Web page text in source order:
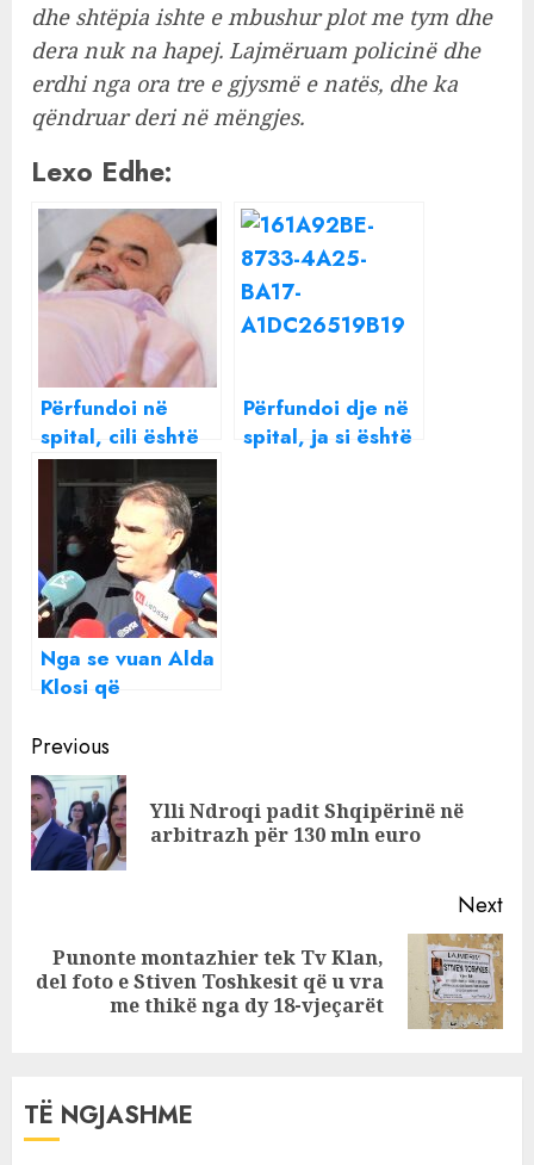
dhe shtëpia ishte e mbushur plot me tym dhe
dera nuk na hapej. Lajmëruam policinë dhe
erdhi nga ora tre e gjysmë e natës, dhe ka
qëndruar deri në mëngjes.
Lexo Edhe:
Përfundoi në
spital, cili është
problemi
shëndetësor i
Ramës
Përfundoi dje në
spital, ja si është
Nga se vuan Alda
Klosi që
spital? Ja si
përgjigjet
avokati i ish-
zyrtares së
arrestuar
Continue
Reading
Previous
Ylli Ndroqi padit Shqipërinë në
arbitrazh për 130 mln euro
Next
Next
Punonte montazhier tek Tv Klan,
del foto e Stiven Toshkesit që u vra
me thikë nga dy 18-vjeçarët
TË NGJASHME